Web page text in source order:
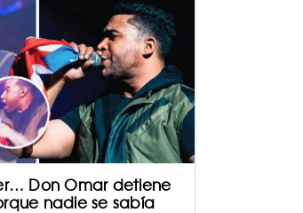
Don Omar detiene
nadie se sabía